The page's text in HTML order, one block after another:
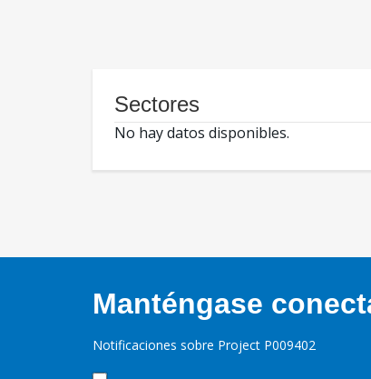
Sectores
No hay datos disponibles.
Manténgase
Notificaciones sobre Project P009402